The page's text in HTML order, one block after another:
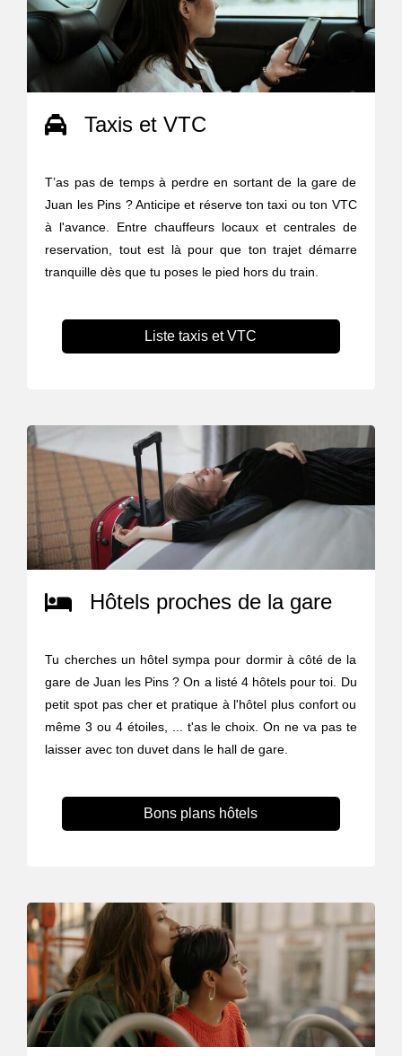
Taxis et VTC
T’as pas de temps à perdre en sortant de la gare de
Juan les Pins ? Anticipe et réserve ton taxi ou ton VTC
à l'avance. Entre chauffeurs locaux et centrales de
reservation, tout est là pour que ton trajet démarre
tranquille dès que tu poses le pied hors du train.
Liste taxis et VTC
Hôtels proches de la gare
Tu cherches un hôtel sympa pour dormir à côté de la
gare de Juan les Pins ? On a listé 4 hôtels pour toi. Du
petit spot pas cher et pratique à l'hôtel plus confort ou
même 3 ou 4 étoiles, ... t'as le choix. On ne va pas te
laisser avec ton duvet dans le hall de gare.
Bons plans hôtels